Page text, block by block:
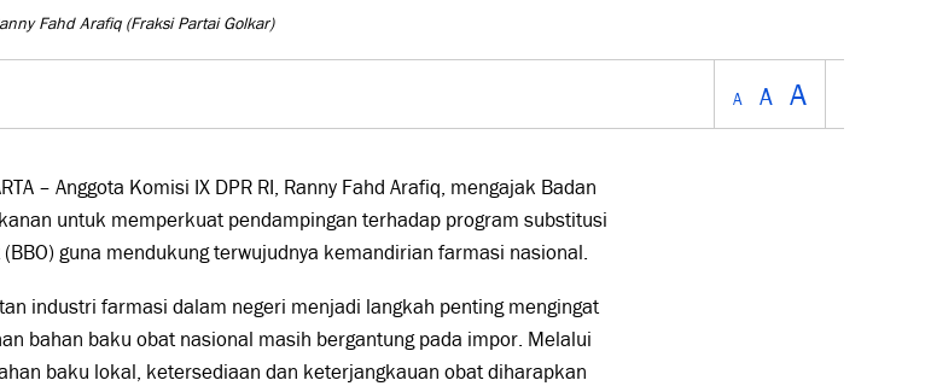
Fahd Arafiq (Fraksi Partai Golkar)
A A A
– Anggota Komisi IX DPR RI, Ranny Fahd Arafiq, mengajak Badan
untuk memperkuat pendampingan terhadap program substitusi
guna mendukung terwujudnya kemandirian farmasi nasional.
industri farmasi dalam negeri menjadi langkah penting mengingat
bahan baku obat nasional masih bergantung pada impor. Melalui
baku lokal, ketersediaan dan keterjangkauan obat diharapkan